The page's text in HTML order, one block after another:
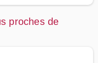
proches de